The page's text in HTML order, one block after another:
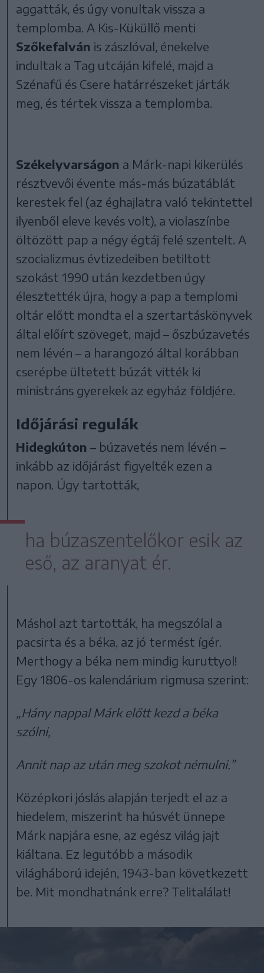
aggatták, és úgy vonultak vissza a
templomba. A Kis-Küküllő menti
Szőkefalván is zászlóval, énekelve
indultak a Tag utcáján kifelé, majd a
Szénafű és Csere határrészeket járták
meg, és tértek vissza a templomba.
Székelyvarságon a Márk-napi kikerülés
résztvevői évente más-más búzatáblát
kerestek fel (az éghajlatra való tekintettel
ilyenből eleve kevés volt), a violaszínbe
öltözött pap a négy égtáj felé szentelt. A
szocializmus évtizedeiben betiltott
szokást 1990 után kezdetben úgy
élesztették újra, hogy a pap a templomi
oltár előtt mondta el a szertartáskönyvek
által előírt szöveget, majd – őszbúzavetés
nem lévén – a harangozó által korábban
cserépbe ültetett búzát vitték ki
ministráns gyerekek az egyház földjére.
Időjárási regulák
Hidegkúton – búzavetés nem lévén –
inkább az időjárást figyelték ezen a
napon. Úgy tartották,
ha búzaszentelőkor esik az
eső, az aranyat ér.
Máshol azt tartották, ha megszólal a
pacsirta és a béka, az jó termést ígér.
Merthogy a béka nem mindig kuruttyol!
Egy 1806-os kalendárium rigmusa szerint:
„Hány nappal Márk előtt kezd a béka
szólni,
Annit nap az után meg szokot némulni.”
Középkori jóslás alapján terjedt el az a
hiedelem, miszerint ha húsvét ünnepe
Márk napjára esne, az egész világ jajt
kiáltana. Ez legutóbb a második
világháború idején, 1943-ban következett
be. Mit mondhatnánk erre? Telitalálat!